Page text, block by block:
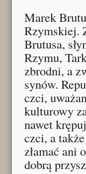
Marek
Rzymskiej.
Brutusa,
Rzymu,
zbrodni, a
synów.
czci,
kulturowy
nawet
czci, a
złamać ani
dobrą